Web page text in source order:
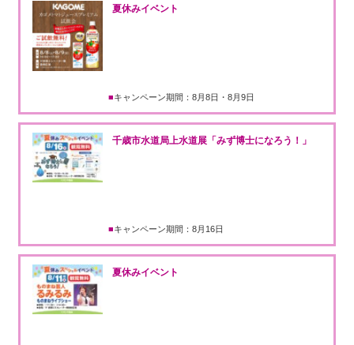
夏休みイベント
キャンペーン期間：8月8日・8月9日
千歳市水道局上水道展「みず博士になろう！」
キャンペーン期間：8月16日
夏休みイベント